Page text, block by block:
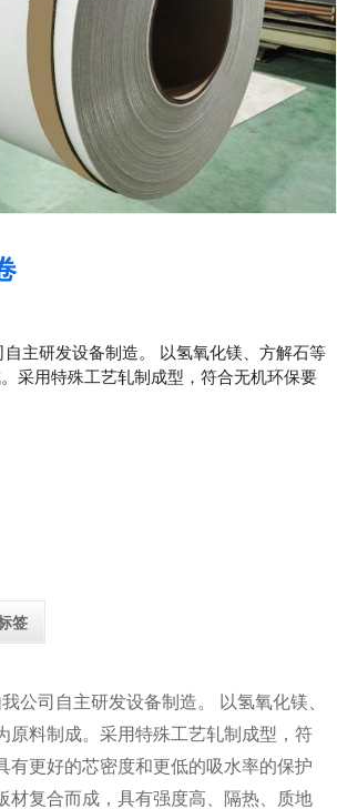
主研发设备制造。 以氢氧化镁、方解石等
采用特殊工艺轧制成型，符合无机环保要
签
司自主研发设备制造。 以氢氧化镁、
原料制成。采用特殊工艺轧制成型，符
有更好的芯密度和更低的吸水率的保护
材复合而成，具有强度高、隔热、质地